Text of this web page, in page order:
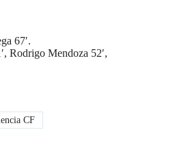
67′.
Rodrigo Mendoza 52′,
CF